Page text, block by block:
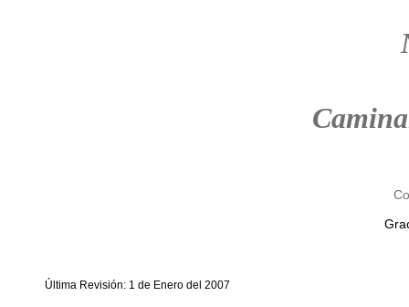
Última Revisión: 1 de Enero del 2007